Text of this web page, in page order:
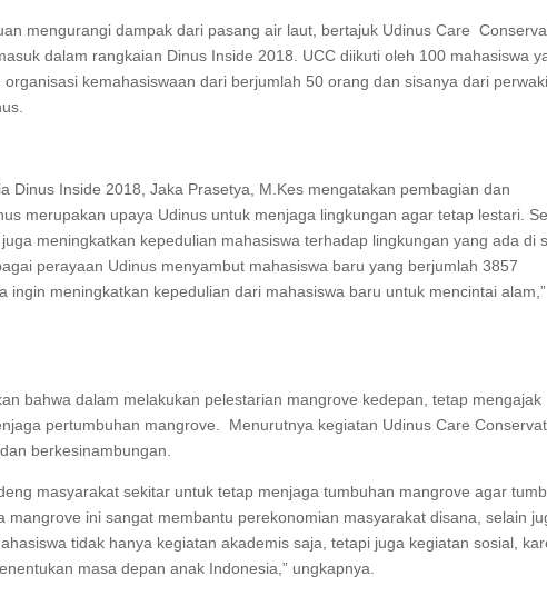
mengurangi dampak dari pasang air laut, bertajuk Udinus Care
dalam rangkaian Dinus Inside 2018. UCC diikuti oleh 100 mahasiswa
kemahasiswaan dari berjumlah 50 orang dan sisanya dari
Dinus Inside 2018, Jaka Prasetya, M.Kes mengatakan pembagian dan
merupakan upaya Udinus untuk menjaga lingkungan agar tetap lestari.
meningkatkan kepedulian mahasiswa terhadap lingkungan yang ada di
perayaan Udinus menyambut mahasiswa baru yang berjumlah 3857
ingin meningkatkan kepedulian dari mahasiswa baru untuk mencintai alam,”
bahwa dalam melakukan pelestarian mangrove kedepan, tetap mengajak
pertumbuhan mangrove. Menurutnya kegiatan Udinus Care
berkesinambungan.
masyarakat sekitar untuk tetap menjaga tumbuhan mangrove agar
mangrove ini sangat membantu perekonomian masyarakat disana, selain
tidak hanya kegiatan akademis saja, tetapi juga kegiatan sosial,
masa depan anak Indonesia,” ungkapnya.